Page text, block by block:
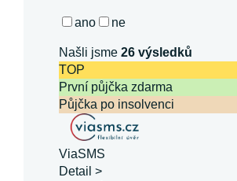
ano ne
Našli jsme26 výsledků
TOP
První půjčka zdarma
Půjčka po insolvenci
ViaSMS
Detail >